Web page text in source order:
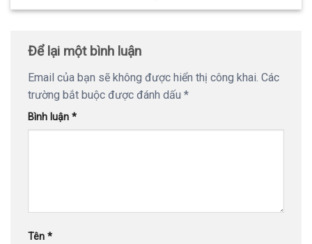
Để lại một bình luận
Email của bạn sẽ không được hiển thị công khai. Các
trường bắt buộc được đánh dấu *
Bình luận *
Tên *